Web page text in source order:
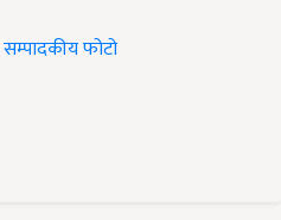
सम्पादकीयफोटो